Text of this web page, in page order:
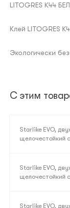
LITOGRES K44
Клей LITOGRES
Экологически
С этим
Starlike EVO,
щелочестойкий
Starlike EVO,
щелочестойкий
Starlike EVO,